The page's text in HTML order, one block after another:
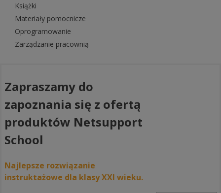
Książki
Materiały pomocnicze
Oprogramowanie
Zarządzanie pracownią
Zapraszamy do
zapoznania się z ofertą
produktów Netsupport
School
Najlepsze rozwiązanie
instruktażowe dla klasy XXI wieku.